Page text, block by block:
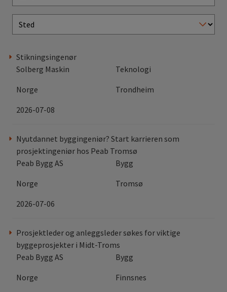
Stikningsingenør
Solberg Maskin
Teknologi
Norge
Trondheim
2026-07-08
Nyutdannet byggingeniør? Start karrieren som
prosjektingeniør hos Peab Tromsø
Peab Bygg AS
Bygg
Norge
Tromsø
2026-07-06
Prosjektleder og anleggsleder søkes for viktige
byggeprosjekter i Midt-Troms
Peab Bygg AS
Bygg
Norge
Finnsnes